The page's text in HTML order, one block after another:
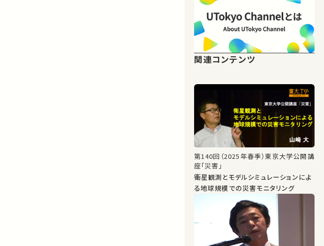
関連コンテンツ
第140回（2025年春季）東京大学公開講
座「災害」
衛星観測とモデルシミュレーションによ
る地球規模での災害モニタリング